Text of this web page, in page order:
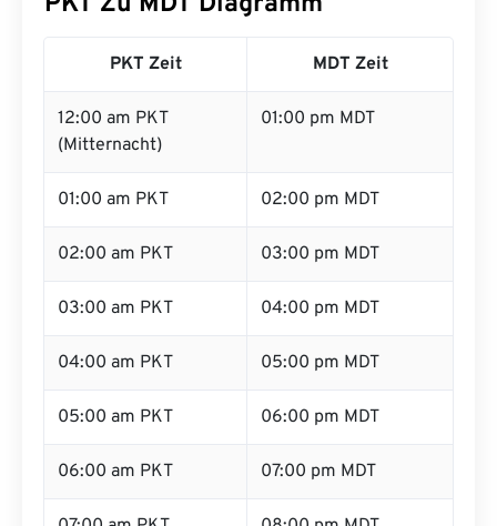
PKT Zeit MDT Zeit
12:00 am PKT
(Mitternacht)
01:00 pm MDT
01:00 am PKT 02:00 pm MDT
02:00 am PKT 03:00 pm MDT
03:00 am PKT 04:00 pm MDT
04:00 am PKT 05:00 pm MDT
05:00 am PKT 06:00 pm MDT
06:00 am PKT 07:00 pm MDT